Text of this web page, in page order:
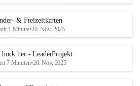
& Freizeitkarten
1 Minute•20. Nov. 2025
her - LeaderProjekt
7 Minuten•20. Nov. 2025